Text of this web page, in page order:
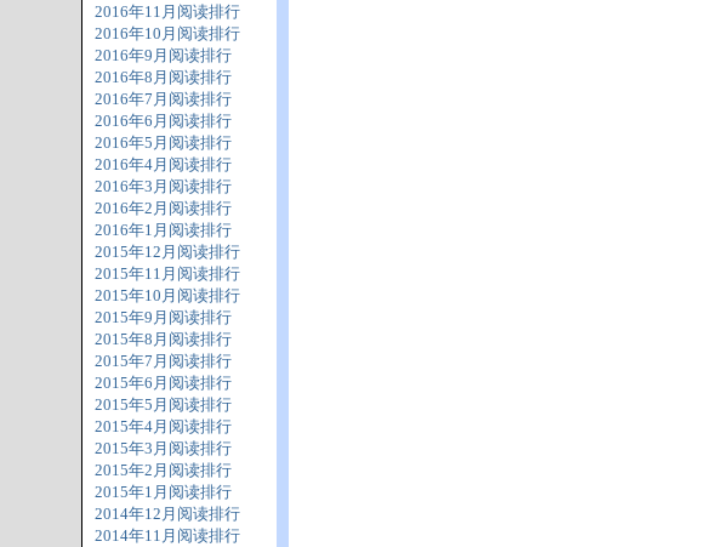
2016年11月阅读排行
2016年10月阅读排行
2016年9月阅读排行
2016年8月阅读排行
2016年7月阅读排行
2016年6月阅读排行
2016年5月阅读排行
2016年4月阅读排行
2016年3月阅读排行
2016年2月阅读排行
2016年1月阅读排行
2015年12月阅读排行
2015年11月阅读排行
2015年10月阅读排行
2015年9月阅读排行
2015年8月阅读排行
2015年7月阅读排行
2015年6月阅读排行
2015年5月阅读排行
2015年4月阅读排行
2015年3月阅读排行
2015年2月阅读排行
2015年1月阅读排行
2014年12月阅读排行
2014年11月阅读排行